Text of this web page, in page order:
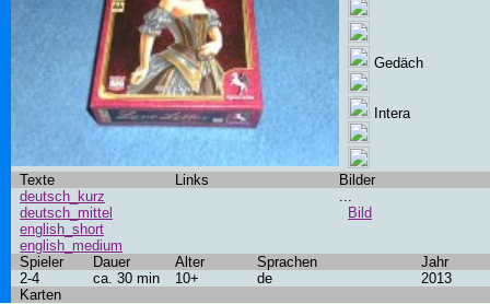
Gedäch
Intera
Texte Links
Bilder
deutsch_kurz
deutsch_mittel
english_short
english_medium
...
Bild
Spieler Dauer Alter Sprachen
Jahr
2-4
ca. 30 min 10+ de
2013
Karten